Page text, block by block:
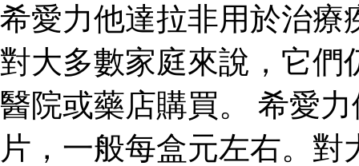
希愛力他達拉非用於治療
對大多數家庭來說，它們
醫院或藥店購買。 希愛
片，一般每盒元左右。